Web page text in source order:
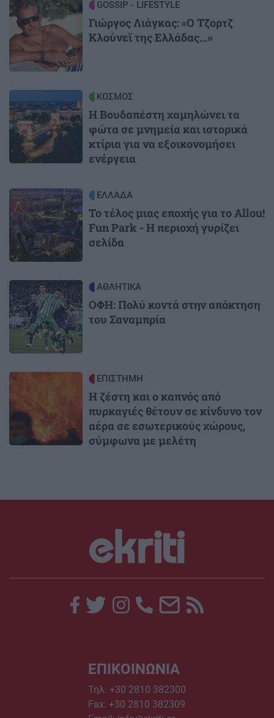
Image GOSSIP - LIFESTYLE
Γιώργος Λιάγκας: «Ο Τζορτζ
Κλούνεϊ της Ελλάδας…»
ΚΟΣΜΟΣ
Η Βουδαπέστη χαμηλώνει τα
φώτα σε μνημεία και ιστορικά
κτίρια για να εξοικονομήσει
ενέργεια
Image ΕΛΛΑΔΑ
Το τέλος μιας εποχής για το Allou!
Fun Park - Η περιοχή γυρίζει
σελίδα
Image ΑΘΛΗΤΙΚΑ
ΟΦΗ: Πολύ κοντά στην απόκτηση
του Σαναμπρία
ΕΠΙΣΤΗΜΗ
Η ζέστη και ο καπνός από
πυρκαγιές θέτουν σε κίνδυνο τον
αέρα σε εσωτερικούς χώρους,
σύμφωνα με μελέτη
ΕΠΙΚΟΙΝΩΝΙΑ
Τηλ: +30 2810 382300
Fax: +30 2810 382309